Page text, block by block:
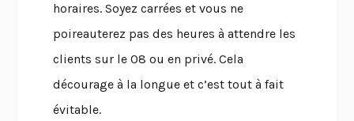
horaires. Soyez carrées et vous ne
poireauterez pas des heures à attendre les
clients sur le 08 ou en privé. Cela
décourage à la longue et c’est tout à fait
évitable.